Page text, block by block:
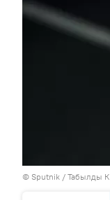
© Sputnik / Табылды